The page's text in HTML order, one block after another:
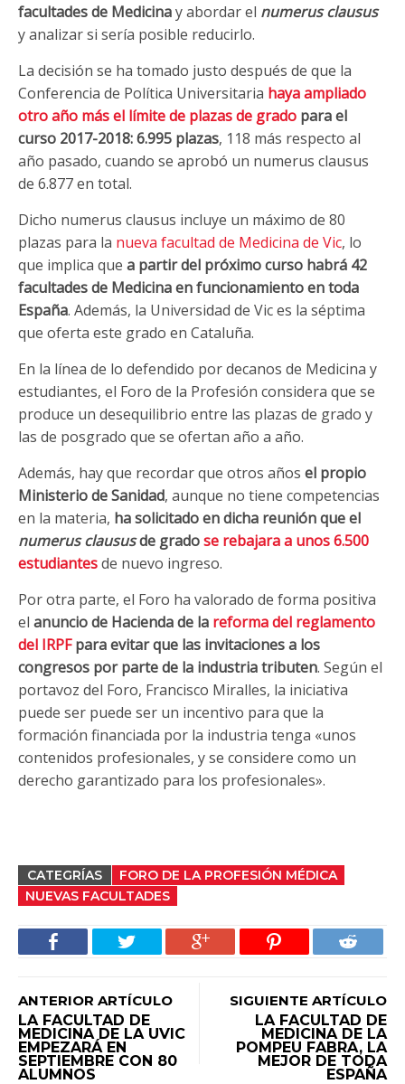
facultades de Medicinay abordar el numerus clausus
y analizar si sería posible reducirlo.
La decisión se ha tomado justo después de que la
Conferencia de Política Universitaria haya ampliado
otro año más el límite de plazas de grado para el
curso 2017-2018: 6.995 plazas, 118 más respecto al
año pasado, cuando se aprobó un numerus clausus
de 6.877 en total.
Dicho numerus clausus incluye un máximo de 80
plazas para la nueva facultad de Medicina de Vic, lo
que implica que a partir del próximo curso habrá 42
facultades de Medicina en funcionamiento en toda
España. Además, la Universidad de Vic es la séptima
que oferta este grado en Cataluña.
En la línea de lo defendido por decanos de Medicina y
estudiantes, el Foro de la Profesión considera que se
produce un desequilibrio entre las plazas de grado y
las de posgrado que se ofertan año a año.
Además, hay que recordar que otros años el propio
Ministerio de Sanidad, aunque no tiene competencias
en la materia, ha solicitado en dicha reunión que el
numerus claususde gradose rebajara a unos 6.500
estudiantesde nuevo ingreso.
Por otra parte, el Foro ha valorado de forma positiva
el anuncio de Hacienda de la reforma del reglamento
del IRPFpara evitar que las invitaciones a los
congresos por parte de la industria tributen. Según el
portavoz del Foro, Francisco Miralles, la iniciativa
puede ser puede ser un incentivo para que la
formación financiada por la industria tenga «unos
contenidos profesionales, y se considere como un
derecho garantizado para los profesionales».
CATEGRÍAS
FORO DE LA PROFESIÓN MÉDICA
NUEVAS FACULTADES
ANTERIOR ARTÍCULO
LA FACULTAD DE
MEDICINA DE LA UVIC
EMPEZARÁ EN
SEPTIEMBRE CON 80
ALUMNOS
SIGUIENTE ARTÍCULO
LA FACULTAD DE
MEDICINA DE LA
POMPEU FABRA, LA
MEJOR DE TODA
ESPAÑA